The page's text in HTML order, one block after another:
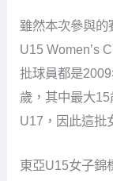
雖然本次參與
U15 Women’s
批球員都是
歲，其中最大
U17，因此這批
東亞U15女子錦